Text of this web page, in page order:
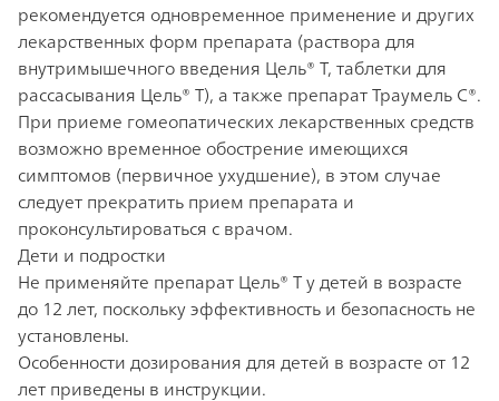
рекомендуется одновременное применение и других
лекарственных форм препарата (раствора для
внутримышечного введения Цель® Т, таблетки для
рассасывания Цель® Т), а также препарат Траумель С®.
При приеме гомеопатических лекарственных средств
возможно временное обострение имеющихся
симптомов (первичное ухудшение), в этом случае
следует прекратить прием препарата и
проконсультироваться с врачом.
Дети и подростки
Не применяйте препарат Цель® Т у детей в возрасте
до 12 лет, поскольку эффективность и безопасность не
установлены.
Особенности дозирования для детей в возрасте от 12
лет приведены в инструкции.